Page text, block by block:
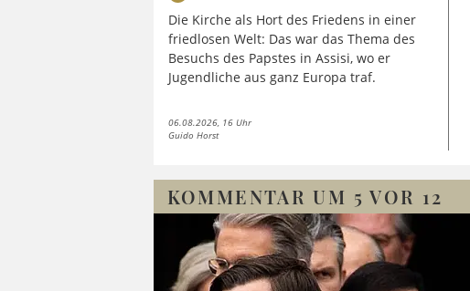
Die Kirche als Hort des Friedens in einer
friedlosen Welt: Das war das Thema des
Besuchs des Papstes in Assisi, wo er
Jugendliche aus ganz Europa traf.
06.08.2026, 16 Uhr
Guido Horst
KOMMENTAR UM 5 VOR 12